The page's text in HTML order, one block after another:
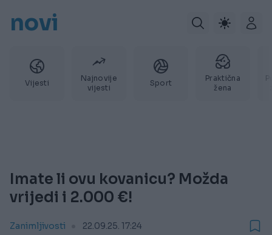
novi
Vijesti
Najnovije
vijesti
Sport
Praktična
žena
Imate li ovu kovanicu? Možda
vrijedi i 2.000 €!
Zanimljivosti 22.09.25. 17:24